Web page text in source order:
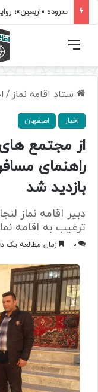
فهرست
ستاد اقامه نماز /
اخبار اصفهان
از مجتمع
راهنمای
بازدید شد
دبیر اقامه نماز
ترغیب به اقامه
0 زمان مطالعه یک